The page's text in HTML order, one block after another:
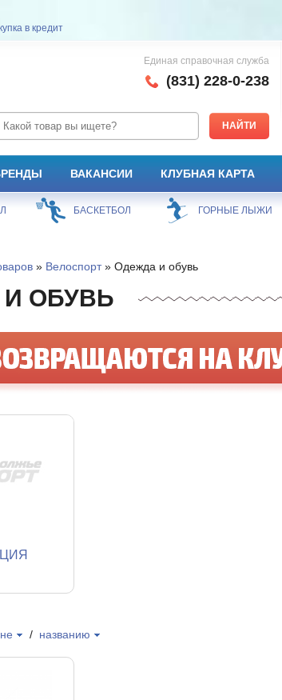
в кредит
Единая справочная служба
(831) 228-0-238
ВАКАНСИИ КЛУБНАЯ КАРТА
БАСКЕТБОЛ ГОРНЫЕ ЛЫЖИ
» Велоспорт» Одежда и обувь
ОБУВЬ
/ названию